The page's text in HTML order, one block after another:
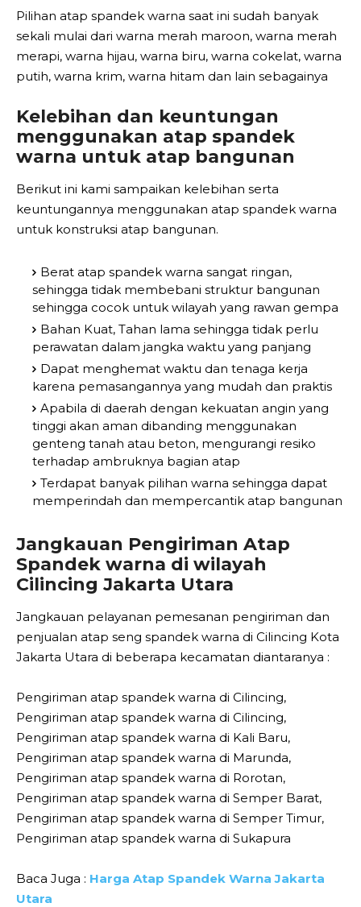
Pilihan atap spandek warna saat ini sudah banyak
sekali mulai dari warna merah maroon, warna merah
merapi, warna hijau, warna biru, warna cokelat, warna
putih, warna krim, warna hitam dan lain sebagainya
Kelebihan dan keuntungan
menggunakan atap spandek
warna untuk atap bangunan
Berikut ini kami sampaikan kelebihan serta
keuntungannya menggunakan atap spandek warna
untuk konstruksi atap bangunan.
Berat atap spandek warna sangat ringan,
sehingga tidak membebani struktur bangunan
sehingga cocok untuk wilayah yang rawan gempa
Bahan Kuat, Tahan lama sehingga tidak perlu
perawatan dalam jangka waktu yang panjang
Dapat menghemat waktu dan tenaga kerja
karena pemasangannya yang mudah dan praktis
Apabila di daerah dengan kekuatan angin yang
tinggi akan aman dibanding menggunakan
genteng tanah atau beton, mengurangi resiko
terhadap ambruknya bagian atap
Terdapat banyak pilihan warna sehingga dapat
memperindah dan mempercantik atap bangunan
Jangkauan Pengiriman Atap
Spandek warna di wilayah
Cilincing Jakarta Utara
Jangkauan pelayanan pemesanan pengiriman dan
penjualan atap seng spandek warna di Cilincing Kota
Jakarta Utara di beberapa kecamatan diantaranya :
Pengiriman atap spandek warna di Cilincing,
Pengiriman atap spandek warna di Cilincing,
Pengiriman atap spandek warna di Kali Baru,
Pengiriman atap spandek warna di Marunda,
Pengiriman atap spandek warna di Rorotan,
Pengiriman atap spandek warna di Semper Barat,
Pengiriman atap spandek warna di Semper Timur,
Pengiriman atap spandek warna di Sukapura
Baca Juga : Harga Atap Spandek Warna Jakarta
Utara